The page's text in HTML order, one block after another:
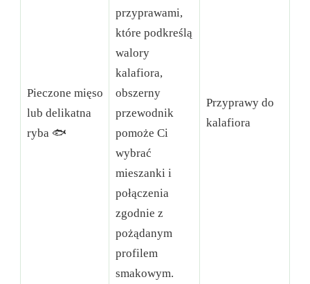
Pieczone mięso
lub delikatna
ryba 🐟
przyprawami,
które podkreślą
walory
kalafiora,
obszerny
przewodnik
pomoże Ci
wybrać
mieszanki i
połączenia
zgodnie z
pożądanym
profilem
smakowym.
Przyprawy do
kalafiora